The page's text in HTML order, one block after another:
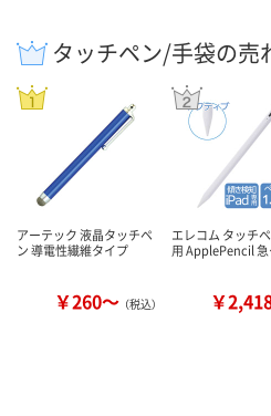
タッチペン/手袋の売
アーテック 液晶タッチペ
ン 導電性繊維タイプ
￥260～ （税込）
エレコム タッチ
用 ApplePencil
￥